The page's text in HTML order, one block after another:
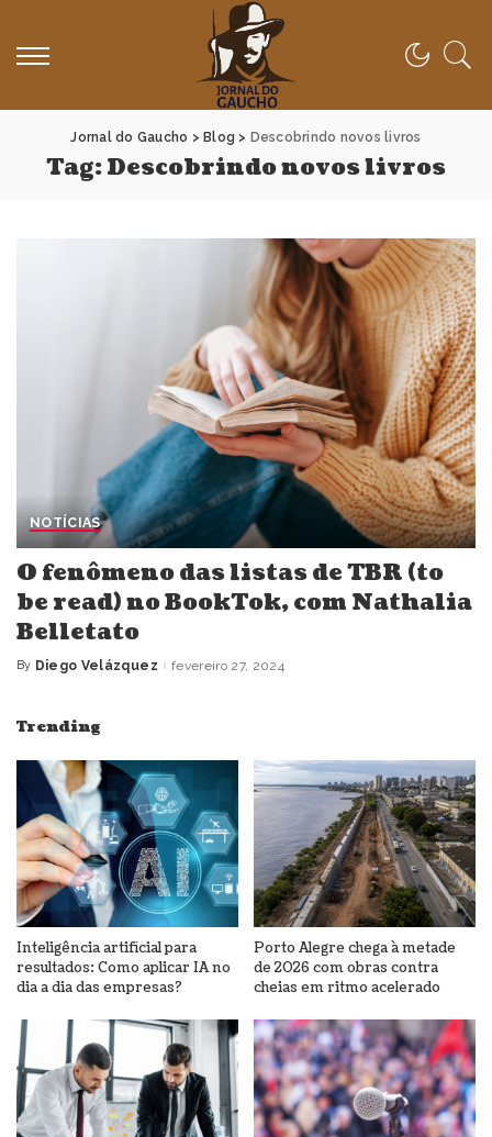
Jornal do Gaucho > Blog > Descobrindo novos livros
Tag:Descobrindo novos livros
NOTÍCIAS
O fenômeno das listas de TBR (to
be read) no BookTok, com Nathalia
Belletato
Posted
By Diego Velázquez fevereiro 27, 2024
Trending
Inteligência artificial para
resultados: Como aplicar IA no
dia a dia das empresas?
Porto Alegre chega à metade
de 2026 com obras contra
cheias em ritmo acelerado